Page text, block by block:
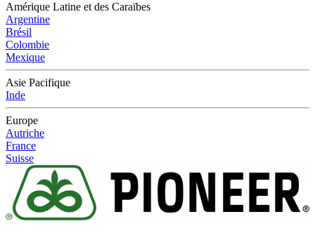
Amérique Latine et des Caraïbes
Argentine
Brésil
Colombie
Mexique
Asie Pacifique
Inde
Europe
Autriche
France
Suisse